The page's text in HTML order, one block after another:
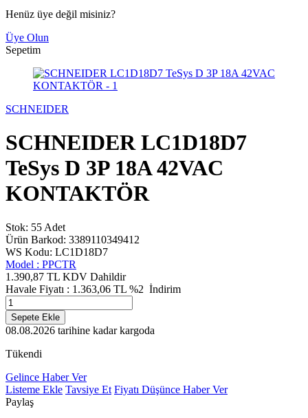
Henüz üye değil misiniz?
Üye Olun
Sepetim
SCHNEIDER
SCHNEIDER LC1D18D7
TeSys D 3P 18A 42VAC
KONTAKTÖR
Stok: 55 Adet
Ürün Barkod: 3389110349412
WS Kodu: LC1D18D7
Model : PPCTR
1.390,87 TL KDV Dahildir
Havale Fiyatı : 1.363,06 TL %2 İndirim
Sepete Ekle
08.08.2026 tarihine kadar kargoda
Tükendi
Gelince Haber Ver
Listeme Ekle Tavsiye Et Fiyatı Düşünce Haber Ver
Paylaş